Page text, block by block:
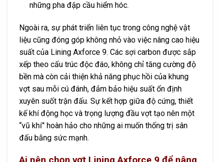
những pha đập cầu hiểm hóc.
Ngoài ra, sự phát triển liên tục trong công nghệ vật
liệu cũng đóng góp không nhỏ vào việc nâng cao hiệu
suất của Lining Axforce 9. Các sợi carbon được sắp
xếp theo cấu trúc độc đáo, không chỉ tăng cường độ
bền mà còn cải thiện khả năng phục hồi của khung
vợt sau mỗi cú đánh, đảm bảo hiệu suất ổn định
xuyên suốt trận đấu. Sự kết hợp giữa độ cứng, thiết
kế khí động học và trọng lượng đầu vợt tạo nên một
“vũ khí” hoàn hảo cho những ai muốn thống trị sân
đấu bằng sức mạnh.
Ai nên chọn vợt Lining Axforce 9 để nâng